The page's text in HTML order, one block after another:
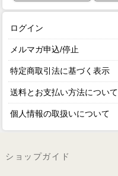
ログイン
メルマガ申込/停止
特定商取引法に基づく表示
送料とお支払い方法について
個人情報の取扱いについて
ショップガイド